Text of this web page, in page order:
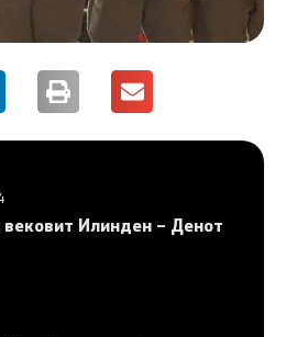
вековит Илинден – Денот